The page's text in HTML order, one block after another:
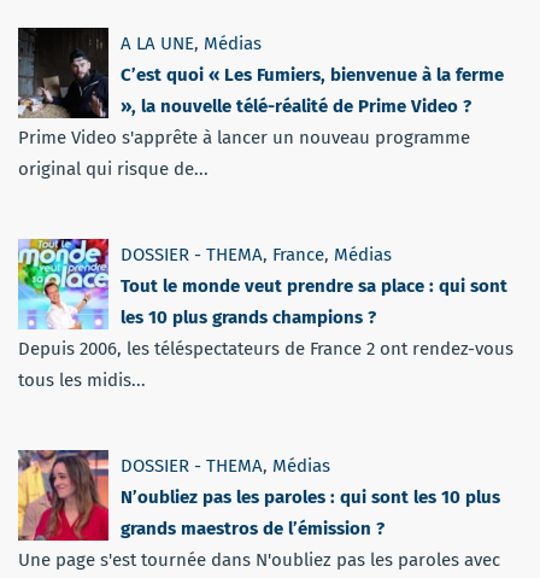
A LA UNE, Médias
C’est quoi « Les Fumiers, bienvenue à la ferme
», la nouvelle télé-réalité de Prime Video ?
Prime Video s'apprête à lancer un nouveau programme
original qui risque de...
DOSSIER - THEMA, France, Médias
Tout le monde veut prendre sa place : qui sont
les 10 plus grands champions ?
Depuis 2006, les téléspectateurs de France 2 ont rendez-vous
tous les midis...
DOSSIER - THEMA, Médias
N’oubliez pas les paroles : qui sont les 10 plus
grands maestros de l’émission ?
Une page s'est tournée dans N'oubliez pas les paroles avec